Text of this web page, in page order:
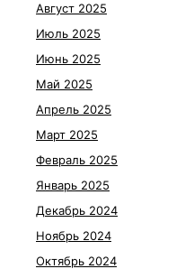
Август 2025
Июль 2025
Июнь 2025
Май 2025
Апрель 2025
Март 2025
Февраль 2025
Январь 2025
Декабрь 2024
Ноябрь 2024
Октябрь 2024